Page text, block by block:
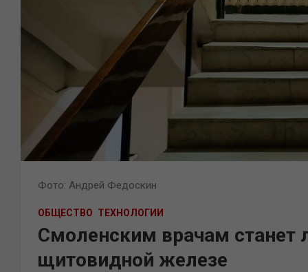
Фото: Андрей Федоскин
ОБЩЕСТВО ТЕХНОЛОГИИ
Смоленским врачам станет
щитовидной железе